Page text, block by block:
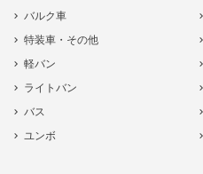
バルク車
特装車・その他
軽バン
ライトバン
バス
ユンボ